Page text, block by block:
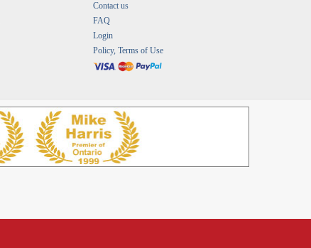
Contact us
FAQ
Login
Policy, Terms of Use